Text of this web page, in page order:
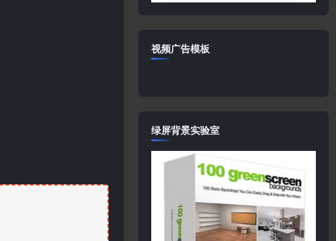
视频广告模板
绿屏背景实验室